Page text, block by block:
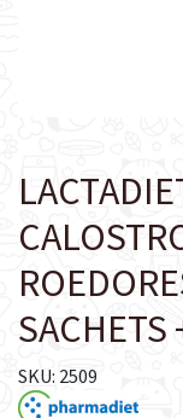
SACHETS
SKU: 2509